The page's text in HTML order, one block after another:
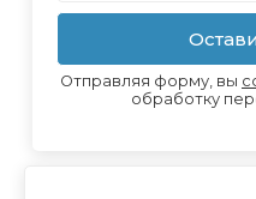
Отправляя форму, вы
обработку